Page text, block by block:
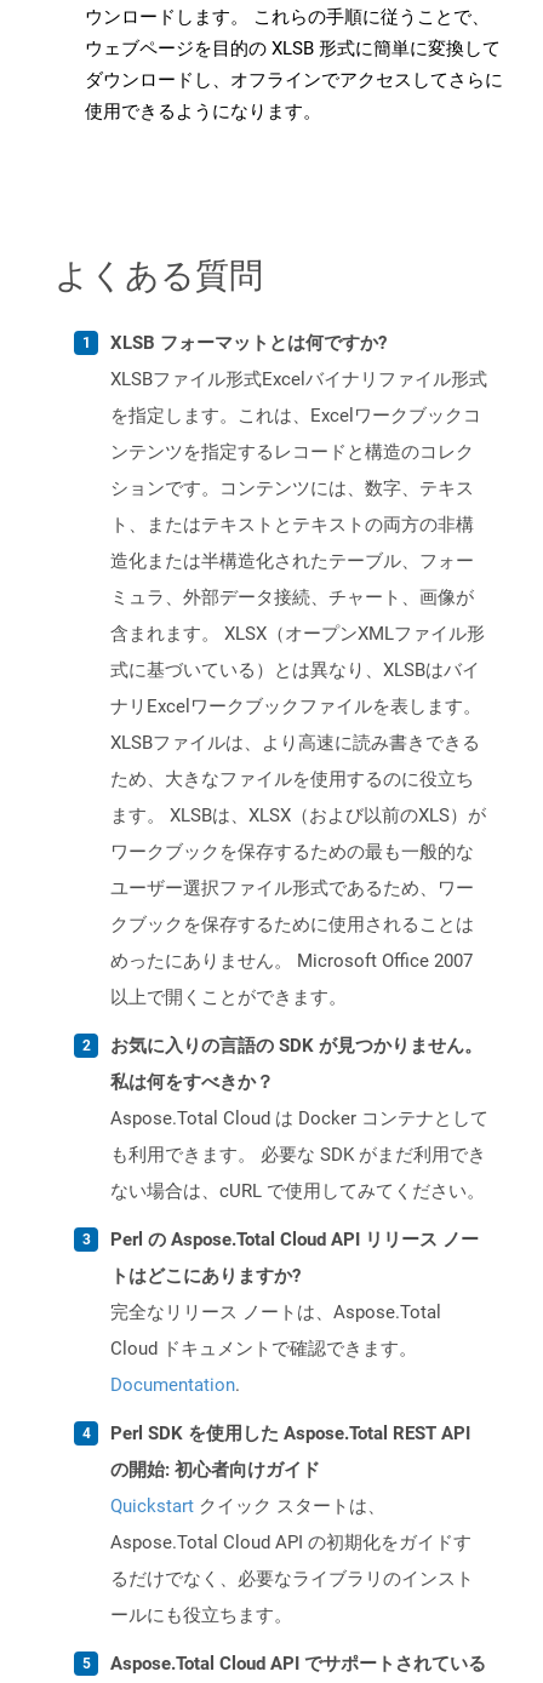
ウンロードします。 これらの手順に従うことで、
ウェブページを目的の XLSB 形式に簡単に変換して
ダウンロードし、オフラインでアクセスしてさらに
使用できるようになります。
よくある質問
XLSB フォーマットとは何ですか?
XLSBファイル形式Excelバイナリファイル形式
を指定します。これは、Excelワークブックコ
ンテンツを指定するレコードと構造のコレク
ションです。コンテンツには、数字、テキス
ト、またはテキストとテキストの両方の非構
造化または半構造化されたテーブル、フォー
ミュラ、外部データ接続、チャート、画像が
含まれます。 XLSX（オープンXMLファイル形
式に基づいている）とは異なり、XLSBはバイ
ナリExcelワークブックファイルを表します。
XLSBファイルは、より高速に読み書きできる
ため、大きなファイルを使用するのに役立ち
ます。 XLSBは、XLSX（および以前のXLS）が
ワークブックを保存するための最も一般的な
ユーザー選択ファイル形式であるため、ワー
クブックを保存するために使用されることは
めったにありません。 Microsoft Office 2007
以上で開くことができます。
お気に入りの言語の SDK が見つかりません。
私は何をすべきか？
Aspose.Total Cloud は Docker コンテナとして
も利用できます。 必要な SDK がまだ利用でき
ない場合は、cURL で使用してみてください。
Perl の Aspose.Total Cloud API リリース ノー
トはどこにありますか?
完全なリリース ノートは、Aspose.Total
Cloud ドキュメントで確認できます。
Documentation.
Perl SDK を使用した Aspose.Total REST API
の開始: 初心者向けガイド
Quickstart クイック スタートは、
Aspose.Total Cloud API の初期化をガイドす
るだけでなく、必要なライブラリのインスト
ールにも役立ちます。
Aspose.Total Cloud API でサポートされている